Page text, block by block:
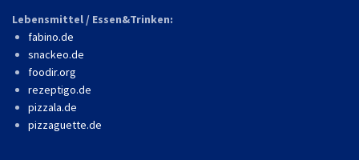
Lebensmittel / Essen&Trinken:
fabino.de
snackeo.de
foodir.org
rezeptigo.de
pizzala.de
pizzaguette.de